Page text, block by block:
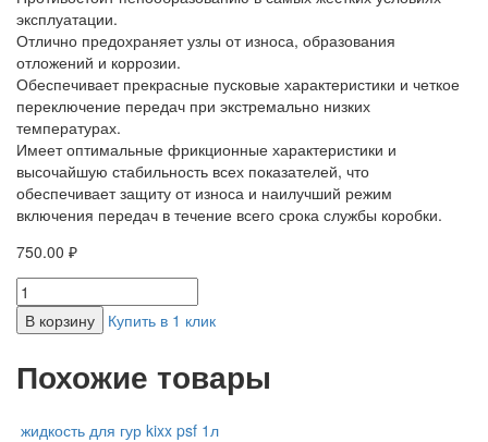
эксплуатации.
Отлично предохраняет узлы от износа, образования
отложений и коррозии.
Обеспечивает прекрасные пусковые характеристики и четкое
переключение передач при экстремально низких
температурах.
Имеет оптимальные фрикционные характеристики и
высочайшую стабильность всех показателей, что
обеспечивает защиту от износа и наилучший режим
включения передач в течение всего срока службы коробки.
750.00 ₽
В корзину Купить в 1 клик
Похожие товары
жидкость для гур kixx psf 1л